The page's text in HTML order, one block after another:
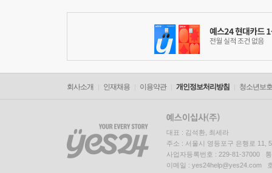
회사소개 인재채용 이용약관 개인정보처리방침 청소년보
대표 : 김석환, 최세라
주소 : 서울시 영등포구 은행로 11,
사업자등록번호 : 229-81-37000
이메일 : yes24help@yes24.com